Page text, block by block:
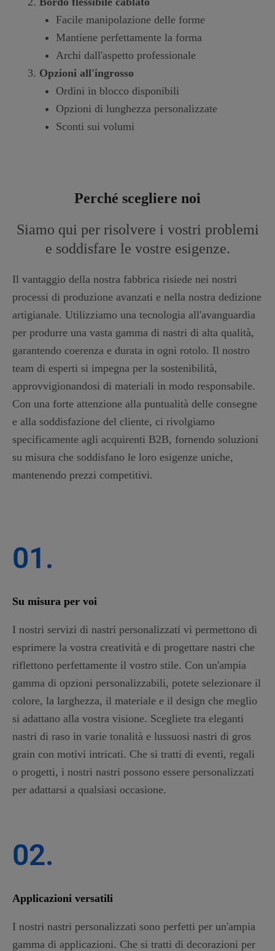
Facile manipolazione delle forme
Mantiene perfettamente la forma
Archi dall'aspetto professionale
Opzioni all'ingrosso
Ordini in blocco disponibili
Opzioni di lunghezza personalizzate
Sconti sui volumi
Perché scegliere noi
Siamo qui per risolvere i vostri problemi
e soddisfare le vostre esigenze.
Il vantaggio della nostra fabbrica risiede nei nostri
processi di produzione avanzati e nella nostra dedizione
artigianale. Utilizziamo una tecnologia all'avanguardia
per produrre una vasta gamma di nastri di alta qualità,
garantendo coerenza e durata in ogni rotolo. Il nostro
team di esperti si impegna per la sostenibilità,
approvvigionandosi di materiali in modo responsabile.
Con una forte attenzione alla puntualità delle consegne
e alla soddisfazione del cliente, ci rivolgiamo
specificamente agli acquirenti B2B, fornendo soluzioni
su misura che soddisfano le loro esigenze uniche,
mantenendo prezzi competitivi.
01.
Su misura per voi
I nostri servizi di nastri personalizzati vi permettono di
esprimere la vostra creatività e di progettare nastri che
riflettono perfettamente il vostro stile. Con un'ampia
gamma di opzioni personalizzabili, potete selezionare il
colore, la larghezza, il materiale e il design che meglio
si adattano alla vostra visione. Scegliete tra eleganti
nastri di raso in varie tonalità e lussuosi nastri di gros
grain con motivi intricati. Che si tratti di eventi, regali
o progetti, i nostri nastri possono essere personalizzati
per adattarsi a qualsiasi occasione.
02.
Applicazioni versatili
I nostri nastri personalizzati sono perfetti per un'ampia
gamma di applicazioni. Che si tratti di decorazioni per